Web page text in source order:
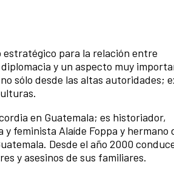
para la relación entre
y un aspecto muy
sólo desde las altas autoridades;
en Guatemala; es historiador,
feminista Alaíde Foppa y hermano
Desde el año 2000
y asesinos de sus familiares.